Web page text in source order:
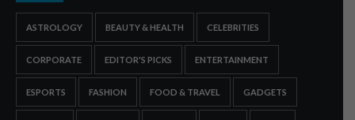
ASTROLOGY BEAUTY & HEALTH CELEBRITIES
CORPORATE EDITOR'S PICKS ENTERTAINMENT
ESPORTS FASHION FOOD & TRAVEL GADGETS